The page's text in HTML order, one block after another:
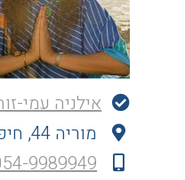
אילניה עמי-
מוריה 44, חיפה, ישראל
9989949